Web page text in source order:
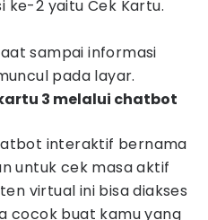
ke-2 yaitu Cek Kartu.
sampai informasi
pada layar.
3 melalui chatbot
interaktif bernama
untuk cek masa aktif
virtual ini bisa diakses
cocok buat kamu yang